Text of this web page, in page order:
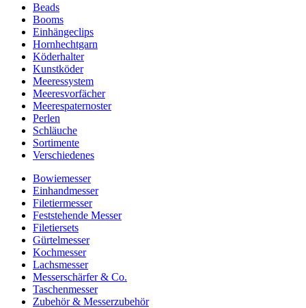
Beads
Booms
Einhängeclips
Hornhechtgarn
Köderhalter
Kunstköder
Meeressystem
Meeresvorfächer
Meerespaternoster
Perlen
Schläuche
Sortimente
Verschiedenes
Bowiemesser
Einhandmesser
Filetiermesser
Feststehende Messer
Filetiersets
Gürtelmesser
Kochmesser
Lachsmesser
Messerschärfer & Co.
Taschenmesser
Zubehör & Messerzubehör